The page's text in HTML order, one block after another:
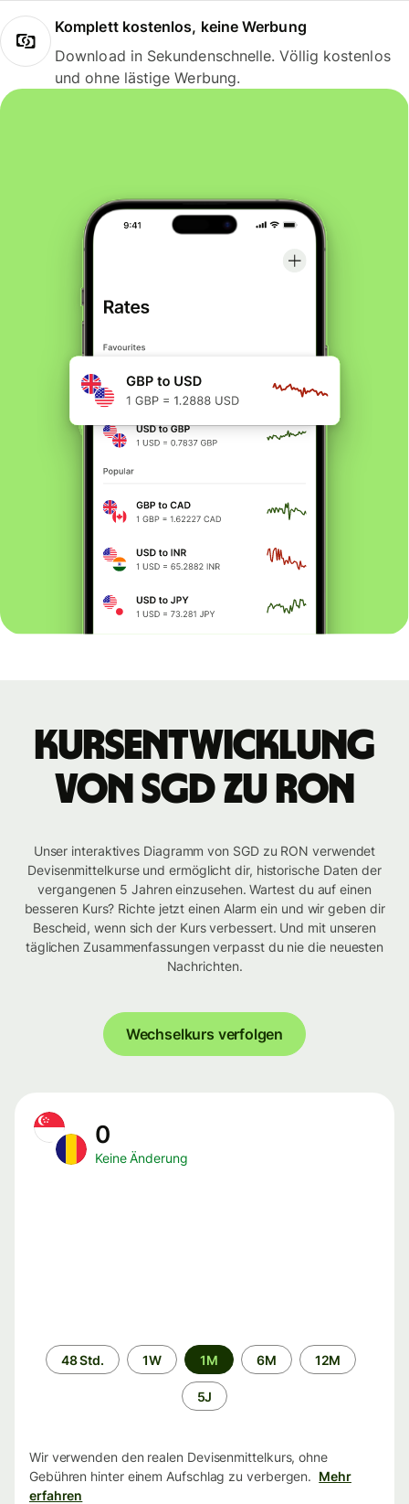
Komplett kostenlos, keine Werbung
Download in Sekundenschnelle. Völlig kostenlos
und ohne lästige Werbung.
Kursentwicklung
von SGD zu RON
Unser interaktives Diagramm von SGD zu RON verwendet
Devisenmittelkurse und ermöglicht dir, historische Daten der
vergangenen 5 Jahren einzusehen. Wartest du auf einen
besseren Kurs? Richte jetzt einen Alarm ein und wir geben dir
Bescheid, wenn sich der Kurs verbessert. Und mit unseren
täglichen Zusammenfassungen verpasst du nie die neuesten
Nachrichten.
Wechselkurs verfolgen
0
Keine Änderung
Zeitraum
48 Std. 1W 1M 6M 12M
5J
Wir verwenden den realen Devisenmittelkurs, ohne
Gebühren hinter einem Aufschlag zu verbergen. Mehr
erfahren